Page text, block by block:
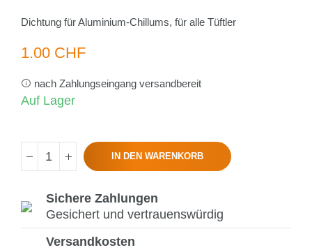
Dichtung für Aluminium-Chillums, für alle Tüftler
1.00 CHF
nach Zahlungseingang versandbereit
Auf Lager
IN DEN WARENKORB
Sichere Zahlungen
Gesichert und vertrauenswürdig
Versandkosten